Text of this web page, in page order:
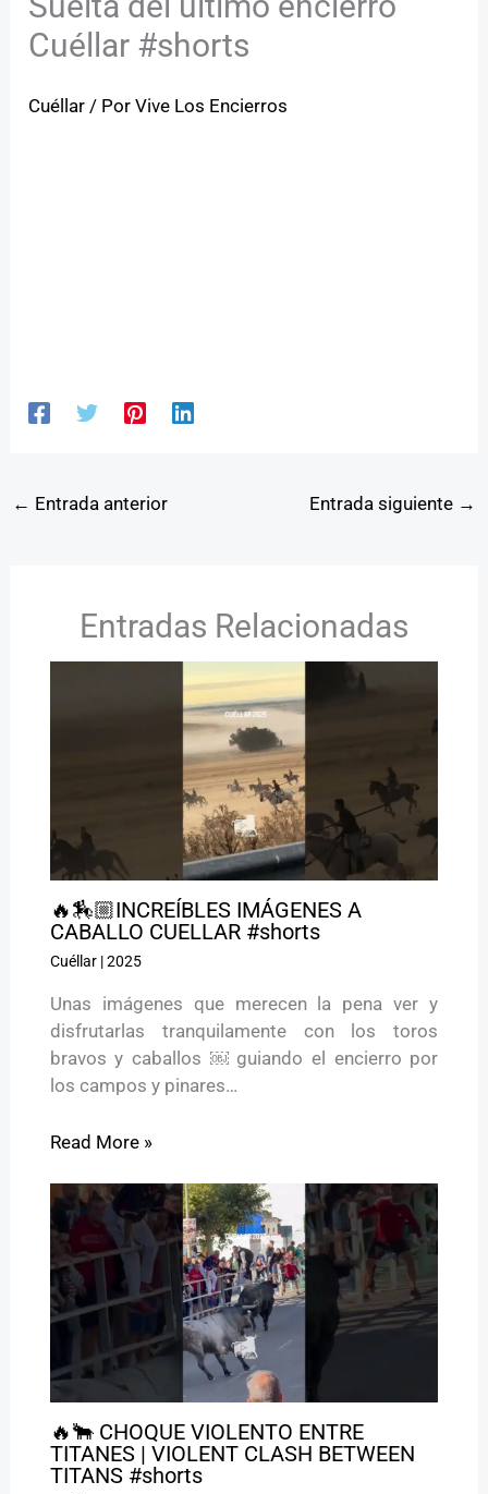
Cuéllar #shorts
Cuéllar / PorVive Los Encierros
← Entrada anterior Entrada siguiente →
Entradas Relacionadas
🔥🏇🏼INCREÍBLES IMÁGENES A
CABALLO CUELLAR #shorts
Cuéllar|2025
Unas imágenes que merecen la pena ver y
disfrutarlas tranquilamente con los toros
bravos y caballos ￼ guiando el encierro por
los campos y pinares…
Read More »
🔥🐂 CHOQUE VIOLENTO ENTRE
TITANES | VIOLENT CLASH BETWEEN
TITANS #shorts